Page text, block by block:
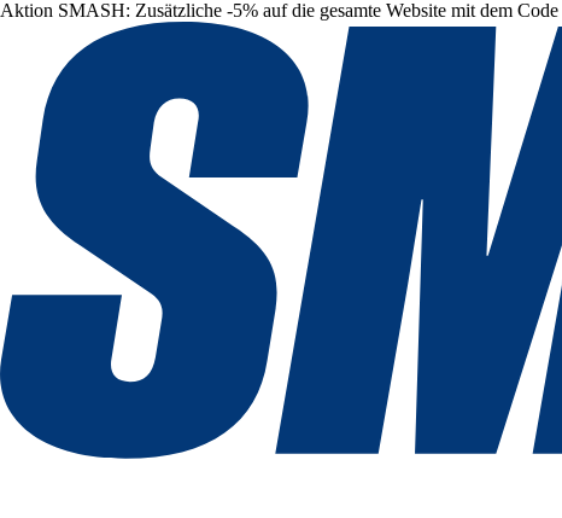
Aktion SMASH: Zusätzliche -5% auf die gesamte Website mit dem Code